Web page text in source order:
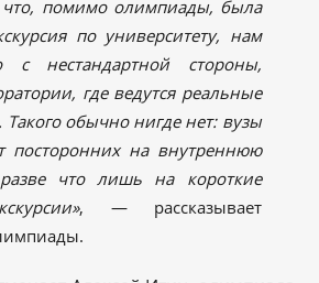
что, помимо олимпиады, была
по университету, нам
с нестандартной стороны,
где ведутся реальные
Такого обычно нигде нет: вузы
посторонних на внутреннюю
что лишь на короткие
, — рассказывает